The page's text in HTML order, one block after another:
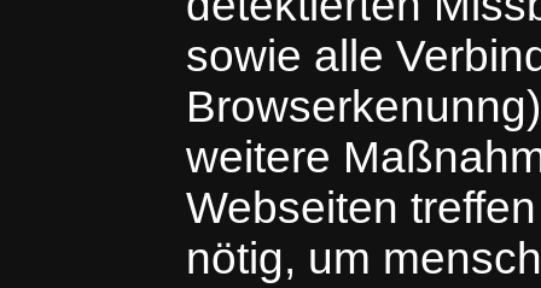
sowie alle
weitere
Webseiten
nötig, um